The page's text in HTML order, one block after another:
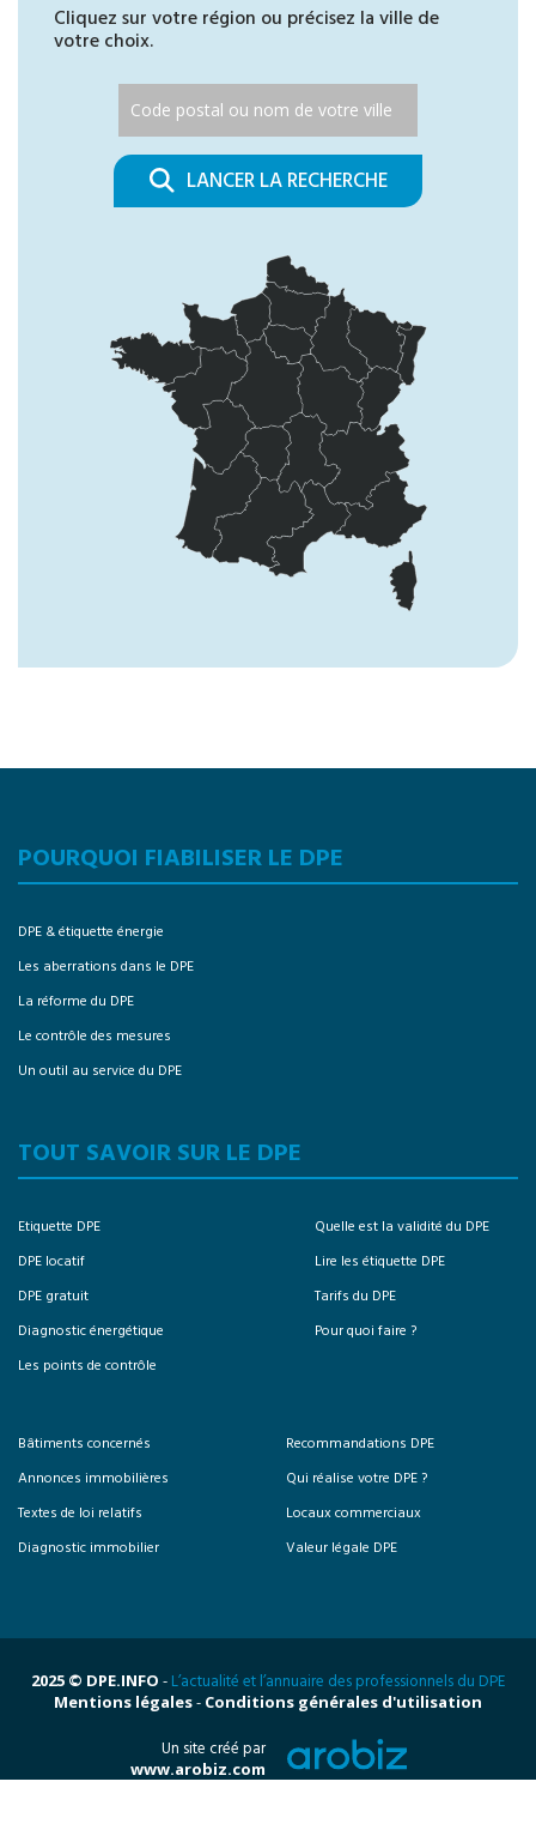
Cliquez sur votre région ou précisez la ville de
votre choix.
LANCER LA RECHERCHE
POURQUOI FIABILISER LE DPE
DPE & étiquette énergie
Les aberrations dans le DPE
La réforme du DPE
Le contrôle des mesures
Un outil au service du DPE
TOUT SAVOIR SUR LE DPE
Etiquette DPE
DPE locatif
DPE gratuit
Diagnostic énergétique
Les points de contrôle
Quelle est la validité du DPE
Lire les étiquette DPE
Tarifs du DPE
Pour quoi faire ?
Bâtiments concernés
Annonces immobilières
Textes de loi relatifs
Diagnostic immobilier
Recommandations DPE
Qui réalise votre DPE ?
Locaux commerciaux
Valeur légale DPE
2025 © DPE.INFO - L’actualité et l’annuaire des professionnels du DPE
Mentions légales- Conditions générales d'utilisation
Un site créé par
www.arobiz.com